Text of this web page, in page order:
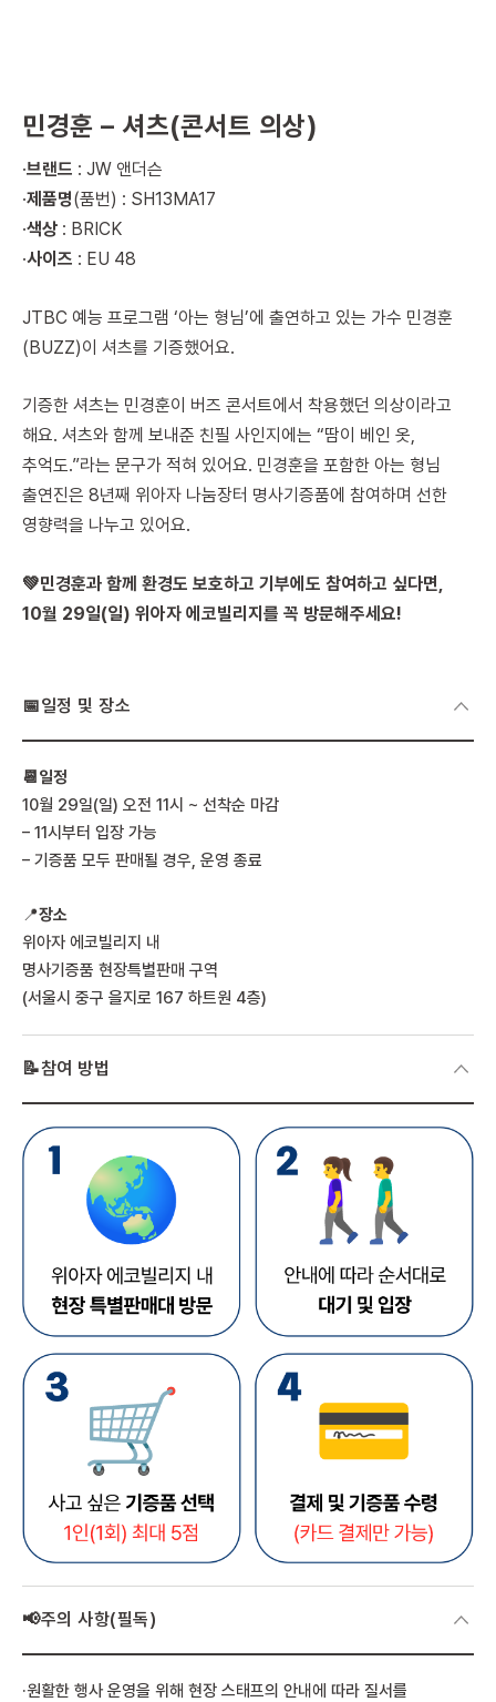
민경훈 – 셔츠(콘서트 의상)
·브랜드 : JW 앤더슨
·제품명(품번) : SH13MA17
·색상 : BRICK
·사이즈 : EU 48
JTBC 예능 프로그램 ‘아는 형님’에 출연하고 있는 가수 민경훈
(BUZZ)이 셔츠를 기증했어요.
기증한 셔츠는 민경훈이 버즈 콘서트에서 착용했던 의상이라고
해요. 셔츠와 함께 보내준 친필 사인지에는 “땀이 베인 옷,
추억도.”라는 문구가 적혀 있어요. 민경훈을 포함한 아는 형님
출연진은 8년째 위아자 나눔장터 명사기증품에 참여하며 선한
영향력을 나누고 있어요.
💚민경훈과 함께 환경도 보호하고 기부에도 참여하고 싶다면,
10월 29일(일) 위아자 에코빌리지를 꼭 방문해주세요!
📅일정 및 장소
📆일정
10월 29일(일) 오전 11시 ~ 선착순 마감
– 11시부터 입장 가능
– 기증품 모두 판매될 경우, 운영 종료
📍장소
위아자 에코빌리지 내
명사기증품 현장특별판매 구역
(서울시 중구 을지로 167 하트원 4층)
📝참여 방법
📢주의 사항(필독)
·원활한 행사 운영을 위해 현장 스태프의 안내에 따라 질서를